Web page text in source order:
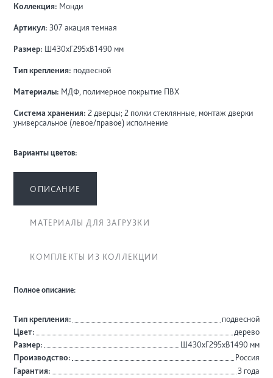
Коллекция: Монди
Артикул: 307 акация темная
Размер: Ш430хГ295хВ1490 мм
Тип крепления: подвесной
Материалы: МДФ, полимерное покрытие ПВХ
Система хранения:2 дверцы; 2 полки стеклянные, монтаж дверки
универсальное (левое/правое) исполнение
Варианты цветов:
ОПИСАНИЕ
МАТЕРИАЛЫ ДЛЯ ЗАГРУЗКИ
КОМПЛЕКТЫ ИЗ КОЛЛЕКЦИИ
Полное описание:
Тип крепления:
подвесной
Цвет:
дерево
Размер:
Ш430хГ295хВ1490 мм
Производство:
Россия
Гарантия:
3 года